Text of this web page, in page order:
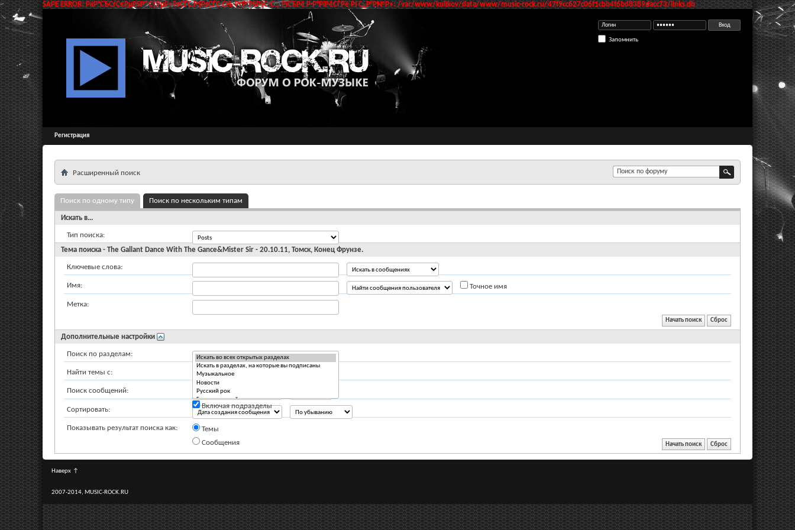
SAPE ERROR: РќР°СЂСѓС€РµРЅР° С†РµР»РѕСЃС‚РЅРѕСЃС‚СЊ РґР°РЅРЅС‹С… РїСЂРё Р·Р°РїРёСЃРё РІ С„Р°Р№Р»: /var/www/kulikov/data/www/music-rock.ru/47f9cc627c06f1cbb4f6bd8389dacc73/links.db
Запомнить
Регистрация
Расширенный поиск
Поиск по одному типу Поиск по нескольким типам
Искать в...
Тип поиска:
Тема поиска - The Gallant Dance With The Gance&Mister Sir - 20.10.11, Томск, Конец Фрунзе.
Ключевые слова:
Имя: Точное имя
Метка:
Дополнительные настройки
Поиск по разделам:
Включая подразделы
Найти темы с:
Поиск сообщений:
Сортировать:
Показывать результат поиска как:
Темы
Сообщения
Наверх ↑
2007-2014, MUSIC-ROCK.RU